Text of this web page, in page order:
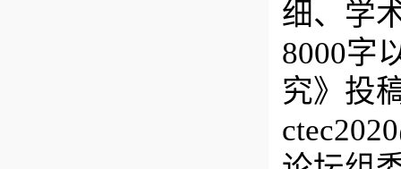
细、学
8000字
究》投